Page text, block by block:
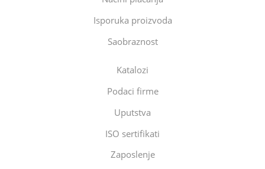
Isporuka proizvoda
Saobraznost
Katalozi
Podaci firme
Uputstva
ISO sertifikati
Zaposlenje